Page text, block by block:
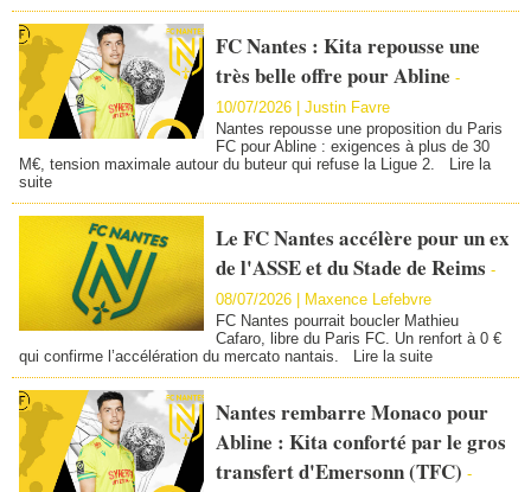
FC Nantes : Kita repousse une
très belle offre pour Abline -
10/07/2026 |Justin Favre
Nantes repousse une proposition du Paris
FC pour Abline : exigences à plus de 30
M€, tension maximale autour du buteur qui refuse la Ligue 2.
Lire la
suite
Le FC Nantes accélère pour un ex
de l'ASSE et du Stade de Reims -
08/07/2026 |
Maxence Lefebvre
FC Nantes pourrait boucler Mathieu
Cafaro, libre du Paris FC. Un renfort à 0 €
qui confirme l’accélération du mercato nantais.
Lire la suite
Nantes rembarre Monaco pour
Abline : Kita conforté par le gros
transfert d'Emersonn (TFC) -